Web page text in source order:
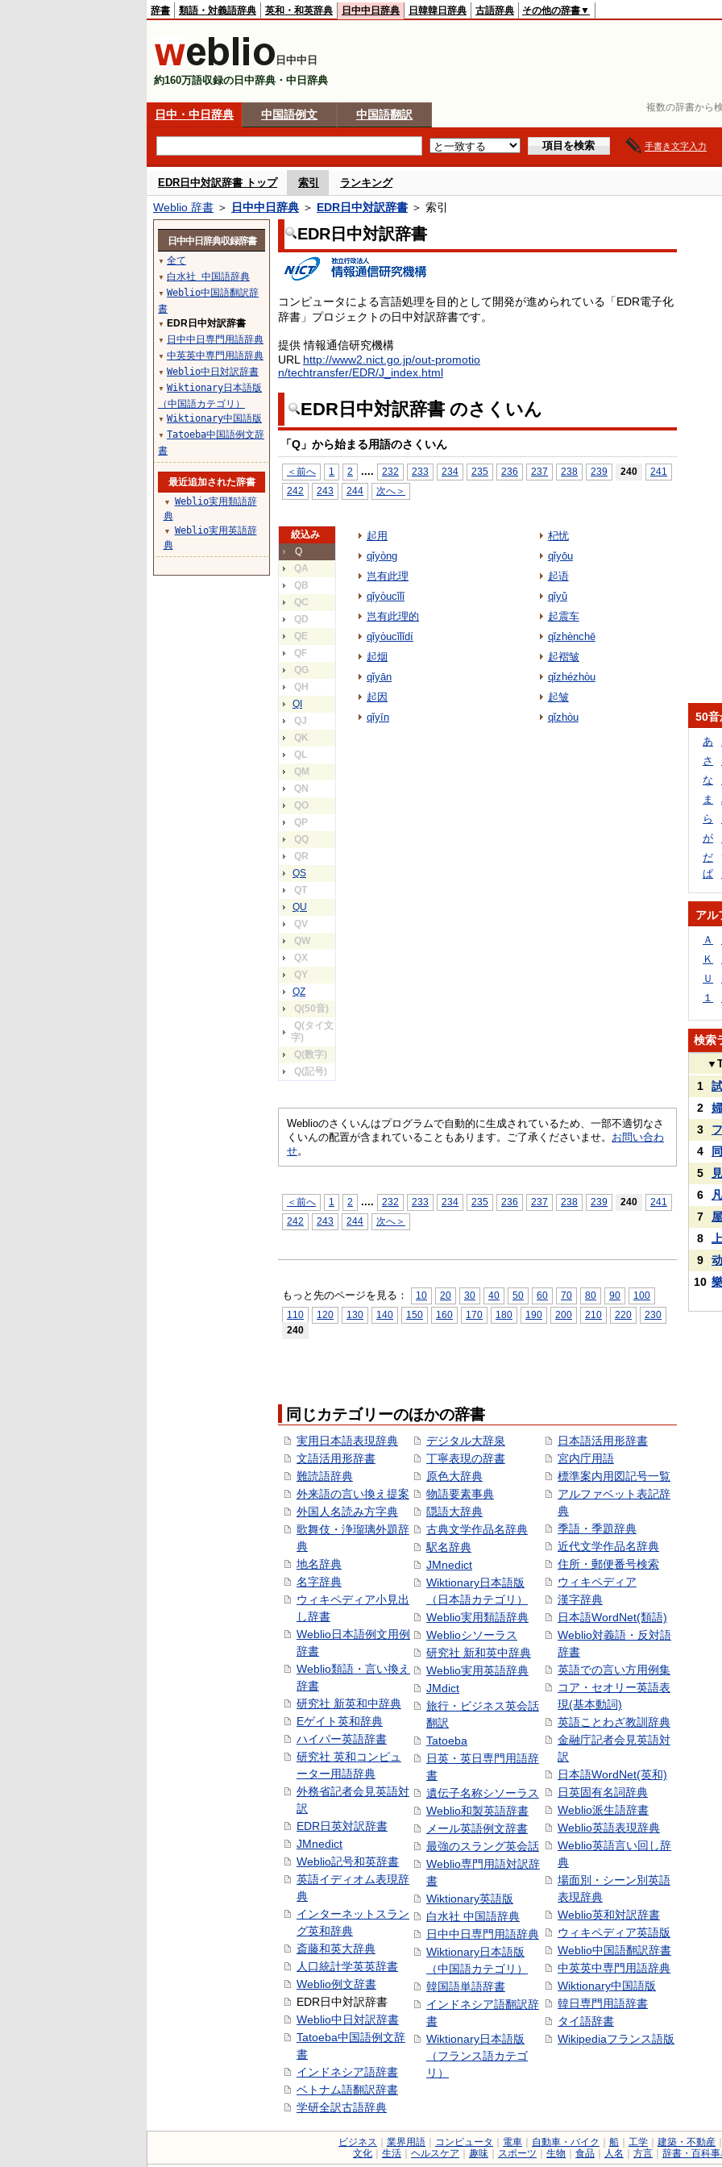
複数の辞書から
辞書 類語・対義語辞典 英和・和英辞典 日中中日辞典 日韓韓日辞典 古語辞典 その他の辞書▼
日中中日
約160万語収録の日中辞典・中日辞典
日中・中日辞典 中国語例文 中国語翻訳
手書き文字入力
EDR日中対訳辞書 トップ 索引 ランキング
Weblio 辞書 ＞ 日中中日辞典 ＞ EDR日中対訳辞書 ＞ 索引
EDR日中対訳辞書
コンピュータによる言語処理を目的として開発が進められている「EDR電子化
辞書」プロジェクトの日中対訳辞書です。
提供 情報通信研究機構
URL http://www2.nict.go.jp/out-promotio
n/techtransfer/EDR/J_index.html
EDR日中対訳辞書 のさくいん
「Q」から始まる用語のさくいん
＜前へ 1 2 .... 232 233 234 235 236 237 238 239 240
241
242
243 244 次へ＞
絞込み
Q
QA
QB
QC
QD
QE
QF
QG
QH
QI
QJ
QK
QL
QM
QN
QO
QP
QQ
QR
QS
QT
QU
QV
QW
QX
QY
QZ
Q(50音)
Q(タイ文
字)
Q(数字)
Q(記号)
起用
qǐyòng
岂有此理
qǐyòucǐlǐ
岂有此理的
qǐyòucǐlǐdí
起烟
qǐyān
起因
qǐyīn
杞忧
qǐyōu
起语
qǐyǔ
起震车
qǐzhènchē
起褶皱
qǐzhézhòu
起皱
qǐzhòu
Weblioのさくいんはプログラムで自動的に生成されているため、一部不適切なさ
くいんの配置が含まれていることもあります。ご了承くださいませ。 お問い合わ
せ。
＜前へ 1 2 .... 232 233 234 235 236 237 238 239 240
241
242
243 244 次へ＞
もっと先のページを見る： 10 20 30 40 50 60 70 80 90
100
110
120 130 140 150 160 170 180 190 200 210 220
230
240
同じカテゴリーのほかの辞書
実用日本語表現辞典
文語活用形辞書
難読語辞典
外来語の言い換え提案
外国人名読み方字典
歌舞伎・浄瑠璃外題辞
典
地名辞典
名字辞典
ウィキペディア小見出
し辞書
Weblio日本語例文用例
辞書
Weblio類語・言い換え
辞書
研究社 新英和中辞典
Eゲイト英和辞典
ハイパー英語辞書
研究社 英和コンピュ
ーター用語辞典
外務省記者会見英語対
訳
EDR日英対訳辞書
JMnedict
Weblio記号和英辞書
英語イディオム表現辞
典
インターネットスラン
グ英和辞典
斎藤和英大辞典
人口統計学英英辞書
Weblio例文辞書
EDR日中対訳辞書
Weblio中日対訳辞書
Tatoeba中国語例文辞
書
インドネシア語辞書
ベトナム語翻訳辞書
学研全訳古語辞典
デジタル大辞泉
丁寧表現の辞書
原色大辞典
物語要素事典
隠語大辞典
古典文学作品名辞典
駅名辞典
JMnedict
Wiktionary日本語版
（日本語カテゴリ）
Weblio実用類語辞典
Weblioシソーラス
研究社 新和英中辞典
Weblio実用英語辞典
JMdict
旅行・ビジネス英会話
翻訳
Tatoeba
日英・英日専門用語辞
書
遺伝子名称シソーラス
Weblio和製英語辞書
メール英語例文辞書
最強のスラング英会話
Weblio専門用語対訳辞
書
Wiktionary英語版
白水社 中国語辞典
日中中日専門用語辞典
Wiktionary日本語版
（中国語カテゴリ）
韓国語単語辞書
インドネシア語翻訳辞
書
Wiktionary日本語版
（フランス語カテゴ
リ）
日本語活用形辞書
宮内庁用語
標準案内用図記号一覧
アルファベット表記辞
典
季語・季題辞典
近代文学作品名辞典
住所・郵便番号検索
ウィキペディア
漢字辞典
日本語WordNet(類語)
Weblio対義語・反対語
辞書
英語での言い方用例集
コア・セオリー英語表
現(基本動詞)
英語ことわざ教訓辞典
金融庁記者会見英語対
訳
日本語WordNet(英和)
日英固有名詞辞典
Weblio派生語辞書
Weblio英語表現辞典
Weblio英語言い回し辞
典
場面別・シーン別英語
表現辞典
Weblio英和対訳辞書
ウィキペディア英語版
Weblio中国語翻訳辞書
中英英中専門用語辞典
Wiktionary中国語版
韓日専門用語辞書
タイ語辞書
Wikipediaフランス語版
日中中日辞典収録辞書
▼ 全て
▼ 白水社 中国語辞典
▼ Weblio中国語翻訳辞
書
▼ EDR日中対訳辞書
▼ 日中中日専門用語辞典
▼ 中英英中専門用語辞典
▼ Weblio中日対訳辞書
▼ Wiktionary日本語版
（中国語カテゴリ）
▼ Wiktionary中国語版
▼ Tatoeba中国語例文辞
書
最近追加された辞書
▼
Weblio実用類語辞
典
▼
Weblio実用英語辞
典
50音
あ
さ
な
ま
ら
が
だ
ぱ
アル
Ａ
Ｋ
Ｕ
１
検索
▼
1
2
3
4
5
6
7
8
9
10 樂
ビジネス 業界用語 コンピュータ 電車 自動車・バイク 船 工学 建築・不動産
文化
生活 ヘルスケア 趣味 スポーツ 生物 食品 人名 方言 辞書・百科事